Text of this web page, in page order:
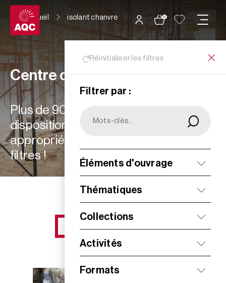
Panneau de gestion des cookies
0
Accueil isolant chanvre
Réinitialiser les filtres
Filtrer par :
Éléments d'ouvrage
Thématiques
Collections
Activités
Formats
Centre de ressources
Plus de 900 ressources à votre
disposition : choisissez les plus
appropriées à vos besoins grâce aux
filtres !
NOS NOUVEAUTÉS